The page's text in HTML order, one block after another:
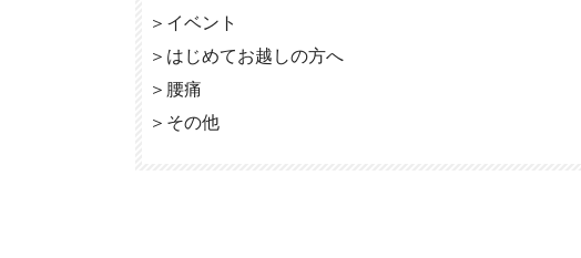
＞ イベント
＞ はじめてお越しの方へ
＞ 腰痛
＞ その他